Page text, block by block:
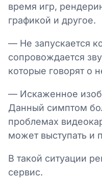
время игр,
графикой и другое.
— Не запускается
сопровождается
которые говорят о
— Искаженное
Данный симптом
проблемах
может выступать и
В такой ситуации
сервис.